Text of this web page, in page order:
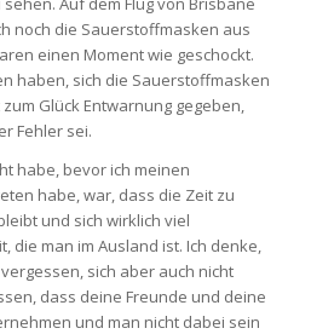
noch die Sauerstoffmasken aus
einen Moment wie geschockt.
haben, sich die Sauerstoffmasken
Glück Entwarnung gegeben,
Fehler sei.
habe, bevor ich meinen
habe, war, dass die Zeit zu
und sich wirklich viel
die man im Ausland ist. Ich denke,
sich aber auch nicht
dass deine Freunde und deine
und man nicht dabei sein